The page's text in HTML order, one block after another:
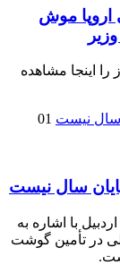
اروپا موش
اینجا مشاهده
01
سال نیست
با اشاره به
در تأمین گوشت